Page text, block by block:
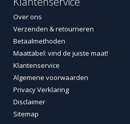
Over ons
Verzenden & retourneren
Betaalmethoden
Maattabel: vind de juiste maat!
Klantenservice
Algemene voorwaarden
Privacy Verklaring
Disclaimer
Sitemap